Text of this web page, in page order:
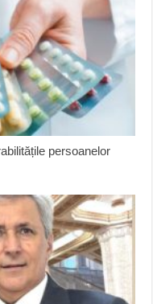
persoanelor